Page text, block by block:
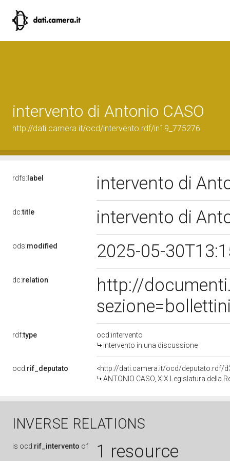
intervento di Antonio CASO
http://dati.camera.it/ocd/intervento.rdf/in19_775276
rdfs: label intervento di
dc:title intervento di
ods:modified 2025-05-
dc:relation
http://
rdf:type
ocd:intervento
intervento in una discussione
ocd:rif_deputato
<http://dati.camera.it/ocd/deputato.rdf/
ANTONIO CASO, XIX Legislatura della
INVERSE RELATIONS
is ocd:rif_intervento of 1 resource